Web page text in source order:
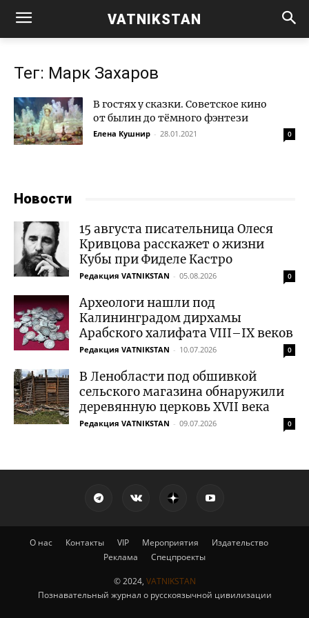
VATNIKSTAN
Тег: Марк Захаров
В гостях у сказки. Советское кино
от былин до тёмного фэнтези
Елена Кушнир - 28.01.2021 0
Новости
15 августа писательница Олеся
Кривцова расскажет о жизни
Кубы при Фиделе Кастро
Редакция VATNIKSTAN - 05.08.2026 0
Археологи нашли под
Калининградом дирхамы
Арабского халифата VIII–IX веков
Редакция VATNIKSTAN - 10.07.2026 0
В Ленобласти под обшивкой
сельского магазина обнаружили
деревянную церковь XVII века
Редакция VATNIKSTAN - 09.07.2026 0
О нас Контакты VIP Мероприятия
Издательство
Реклама
Спецпроекты
© 2024, VATNIKSTAN
Познавательный журнал о русскоязычной цивилизации